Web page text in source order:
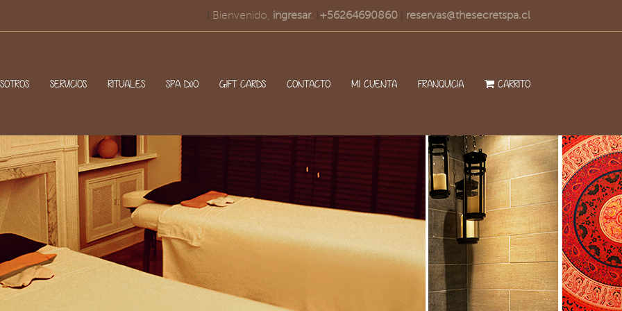
+56264690860 reservas@thesecretspa.cl
Bienvenido, ingresar.
SERVICIOS RITUALES SPA DúO GIFT CARDS CONTACTO MI CUENTA FRANQUICIA CARRITO